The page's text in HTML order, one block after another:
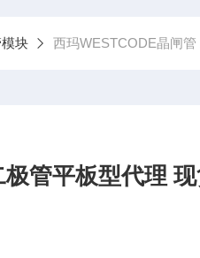
块 西玛WESTCODE晶闸
管平板型代理